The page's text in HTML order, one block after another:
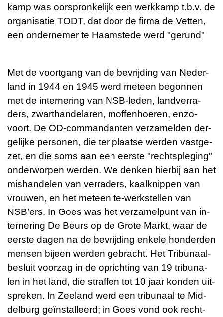
kamp was oorspronkelijk een werkkamp t.b.v. de
organisatie TODT, dat door de firma de Vetten,
een ondernemer te Haamstede werd "gerund"
Met de voort­gang van de be­vrij­ding van Ne­der­
land in 1944 en 1945 werd met­een be­gon­nen
met de in­ter­ne­ring van NSB-le­den, land­ver­ra­
ders, zwart­han­de­la­ren, mof­fen­hoe­ren, en­zo­
voort. De OD-com­man­dan­ten ver­za­mel­den der­
ge­lij­ke per­so­nen, die ter plaat­se wer­den vast­ge­
zet, en die soms aan een eer­ste "rechts­ple­ging"
on­der­wor­pen wer­den. We den­ken hier­bij aan het
mis­han­de­len van ver­ra­ders, kaal­knip­pen van
vrou­wen, en het met­een te-werk­stel­len van
NSB’ers. In Goes was het ver­za­mel­punt van in­
ter­ne­ring De Beurs op de Grote Markt, waar de
eer­ste dagen na de be­vrij­ding en­ke­le hon­der­den
men­sen bij­een wer­den ge­bracht. Het Tri­bu­naal­
be­sluit voor­zag in de op­rich­ting van 19 tri­bu­na­
len in het land, die straf­fen tot 10 jaar kon­den uit-
spre­ken. In Zee­land werd een tri­bu­naal te Mid­
del­burg geïnstal­leerd; in Goes vond ook recht­